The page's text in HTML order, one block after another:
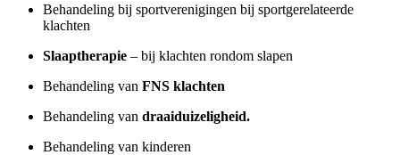
Behandeling bij sportverenigingen bij sportgerelateerde
klachten
Slaaptherapie – bij klachten rondom slapen
Behandeling van FNS klachten
Behandeling van draaiduizeligheid.
Behandeling van kinderen